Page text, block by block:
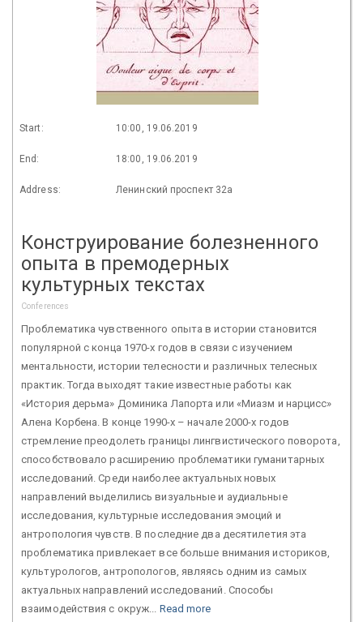
Start: 10:00, 19.06.2019
End: 18:00, 19.06.2019
Address: Ленинский проспект 32а
Конструирование болезненного
опыта в премодерных
культурных текстах
Conferences
Проблематика чувственного опыта в истории становится
популярной с конца 1970-х годов в связи с изучением
ментальности, истории телесности и различных телесных
практик. Тогда выходят такие известные работы как
«История дерьма» Доминика Лапорта или «Миазм и нарцисс»
Алена Корбена. В конце 1990-х – начале 2000-х годов
стремление преодолеть границы лингвистического поворота,
способствовало расширению проблематики гуманитарных
исследований. Среди наиболее актуальных новых
направлений выделились визуальные и аудиальные
исследования, культурные исследования эмоций и
антропология чувств. В последние два десятилетия эта
проблематика привлекает все больше внимания историков,
культурологов, антропологов, являясь одним из самых
актуальных направлений исследований. Способы
взаимодействия с окруж... Read more